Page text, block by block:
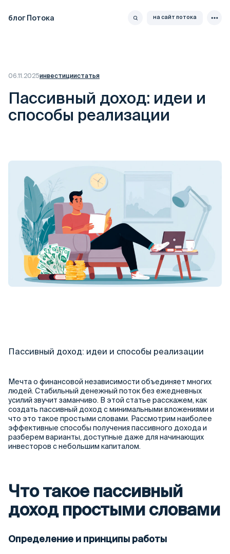
блог Потока на сайт потока
06.11.2025инвестициистатья
Пассивный доход: идеи и
способы реализации
Пассивный доход: идеи и способы реализации
Мечта о финансовой независимости объединяет многих
людей. Стабильный денежный поток без ежедневных
усилий звучит заманчиво. В этой статье расскажем, как
создать пассивный доход с минимальными вложениями и
что это такое простыми словами. Рассмотрим наиболее
эффективные способы получения пассивного дохода и
разберем варианты, доступные даже для начинающих
инвесторов с небольшим капиталом.
Что такое пассивный
доход простыми словами
Определение и принципы работы